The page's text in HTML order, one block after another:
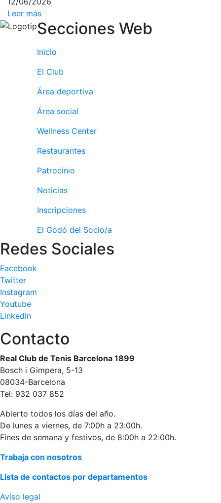
Servicio de
fisiosalud
Entrenamientos
Actividades
dirigidas
Restaurante
El Snack
Bar Piscina
Patrocinio
Patrocinadores
Publicidad en
la Revista
Ventajas
¿Quieres ser
Patrocinador
del Club?
Noticias
El Godó
del
Leer más
Secciones Web
Inicio
El Club
Área deportiva
Área social
Wellness Center
Restaurantes
Patrocinio
Noticias
Inscripciones
El Godó del Socio/a
Redes Sociales
Facebook
Twitter
Instagram
Youtube
LinkedIn
Contacto
Real Club de Tenis Barcelona 1899
Bosch i Gimpera, 5-13
08034-Barcelona
Tel: 932 037 852
Abierto todos los días del año.
De lunes a viernes, de 7:00h a 23:00h.
Fines de semana y festivos, de 8:00h a 22:00h.
Trabaja con nosotros
Lista de contactos por departamentos
Avíso legal